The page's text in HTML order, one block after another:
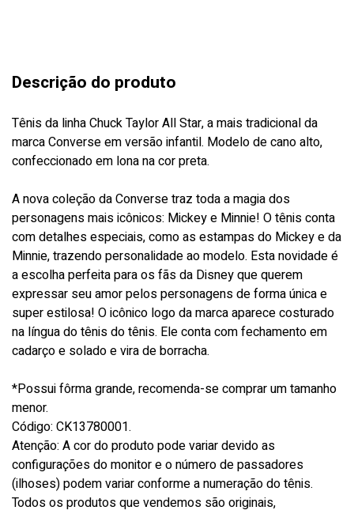
Descrição do produto
Tênis da linha Chuck Taylor All Star, a mais tradicional da
marca Converse em versão infantil. Modelo de cano alto,
confeccionado em lona na cor preta.
A nova coleção da Converse traz toda a magia dos
personagens mais icônicos: Mickey e Minnie! O tênis conta
com detalhes especiais, como as estampas do Mickey e da
Minnie, trazendo personalidade ao modelo. Esta novidade é
a escolha perfeita para os fãs da Disney que querem
expressar seu amor pelos personagens de forma única e
super estilosa! O icônico logo da marca aparece costurado
na língua do tênis do tênis. Ele conta com fechamento em
cadarço e solado e vira de borracha.
*Possui fôrma grande, recomenda-se comprar um tamanho
menor.
Código: CK13780001.
Atenção: A cor do produto pode variar devido as
configurações do monitor e o número de passadores
(ilhoses) podem variar conforme a numeração do tênis.
Todos os produtos que vendemos são originais,